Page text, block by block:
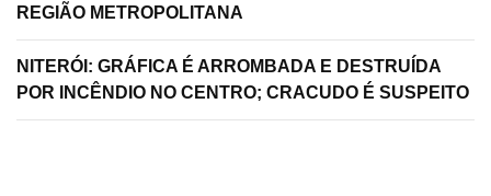
REGIÃO METROPOLITANA
NITERÓI: GRÁFICA É ARROMBADA E DESTRUÍDA
POR INCÊNDIO NO CENTRO; CRACUDO É SUSPEITO